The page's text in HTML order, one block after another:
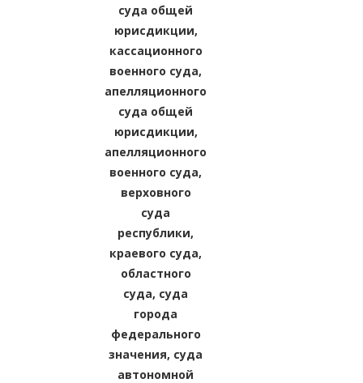
суда общей
юрисдикции,
кассационного
военного суда,
апелляционного
суда общей
юрисдикции,
апелляционного
военного суда,
верховного
суда
республики,
краевого суда,
областного
суда, суда
города
федерального
значения, суда
автономной